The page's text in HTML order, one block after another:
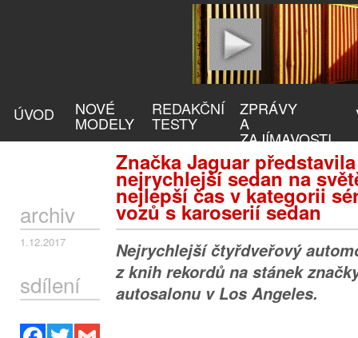
ÚVOD NOVÉ
MODELY
REDAKČNÍ
TESTY
ZPRÁVY
A
ZAJÍMAVOSTI
Značka Jaguar
nejrychlejší sedan na
nejlepší čas v kategorii
vozů s karoserií sedan
archiv
1.12.2017
sdílení
Facebook
Twitter
Nejrychlejší čtyřdveřový
z knih rekordů na stánek
autosalonu v Los Angeles.